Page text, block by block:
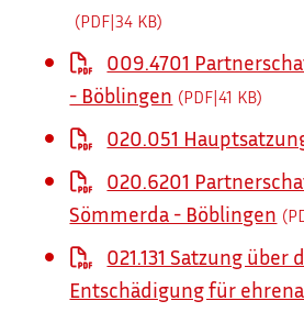
(PDF|34 KB)
009.4701
- Böblingen (PDF|41 KB)
020.051
020.6201
Sömmerda - Böblingen
021.131 Satzung über
Entschädigung für